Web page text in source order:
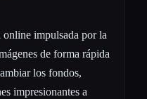
impulsada por la
de forma rápida
los fondos,
impresionantes a